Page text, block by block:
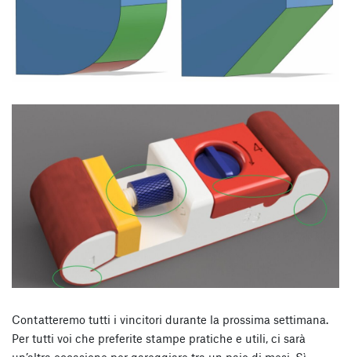
Contatteremo tutti i vincitori durante la prossima settimana.
Per tutti voi che preferite stampe pratiche e utili, ci sarà